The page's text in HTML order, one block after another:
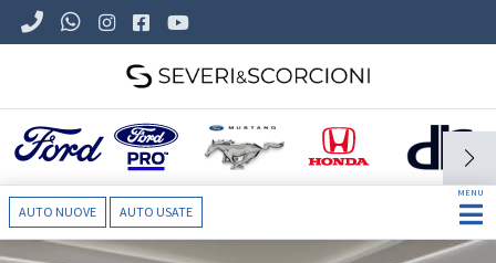
AUTO NUOVE AUTO USATE
MENU